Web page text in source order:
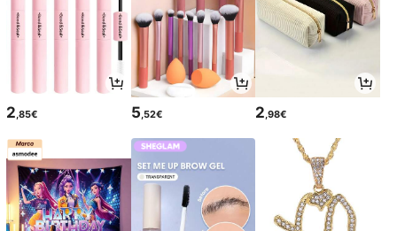
2 ,85€ 5 ,52€ 2 ,98€